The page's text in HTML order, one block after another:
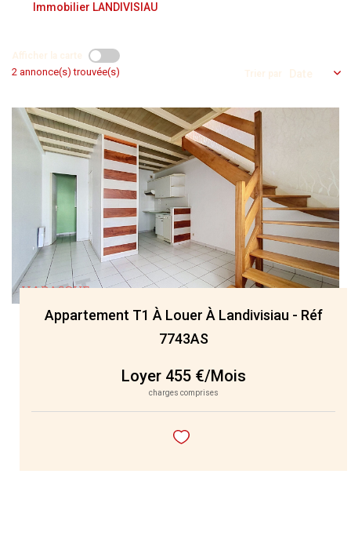
Actualités
NOUS CONTACTER
Immobilier LANDIVISIAU
Afficher la carte
2 annonce(s) trouvée(s) Trier par
Appartement T1 À Louer À Landivisiau - Réf
7743AS
Loyer 455 €/mois
charges comprises